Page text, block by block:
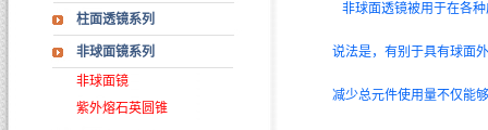
柱面透镜系列
非球面镜系列
非球面镜
紫外熔石英圆锥
非球面透镜被用于在各
说法是，有别于具有球面
减少总元件使用量不仅能